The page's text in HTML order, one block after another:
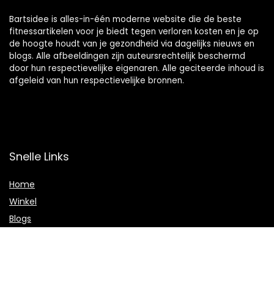
Bartsidee is alles-in-één moderne website die de beste
fitnessartikelen voor je biedt tegen verloren kosten en je op
de hoogte houdt van je gezondheid via dagelijks nieuws en
blogs. Alle afbeeldingen zijn auteursrechtelijk beschermd
door hun respectievelijke eigenaren. Alle geciteerde inhoud is
afgeleid van hun respectievelijke bronnen.
Snelle Links
Home
Winkel
Blogs